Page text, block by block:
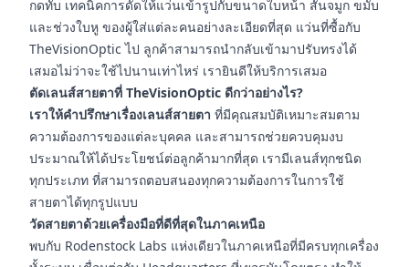
กดทับ เทคนิคการดัดให้แว่นเข้ารูปกับขนาดใบหน้า สันจมูก ขมับ
และช่วงใบหู ของผู้ใส่แต่ละคนอย่างละเอียดที่สุด แว่นที่ซื้อกับ
TheVisionOptic ไป ลูกค้าสามารถนำกลับเข้ามาปรับทรงได้
เสมอไม่ว่าจะใช้ไปนานเท่าไหร่ เรายินดีให้บริการเสมอ
ตัดเลนส์สายตาที่ TheVisionOptic ดีกว่าอย่างไร?
เราให้คำปรึกษาเรื่องเลนส์สายตา ที่มีคุณสมบัติเหมาะสมตาม
ความต้องการของแต่ละบุคคล และสามารถช่วยควบคุมงบ
ประมาณให้ได้ประโยชน์ต่อลูกค้ามากที่สุด เรามีเลนส์ทุกชนิด
ทุกประเภท ที่สามารถตอบสนองทุกความต้องการในการใช้
สายตาได้ทุกรูปแบบ
วัดสายตาด้วยเครื่องมือที่ดีที่สุดในภาคเหนือ
พบกับ Rodenstock Labs แห่งเดียวในภาคเหนือที่มีครบทุกเครื่อง